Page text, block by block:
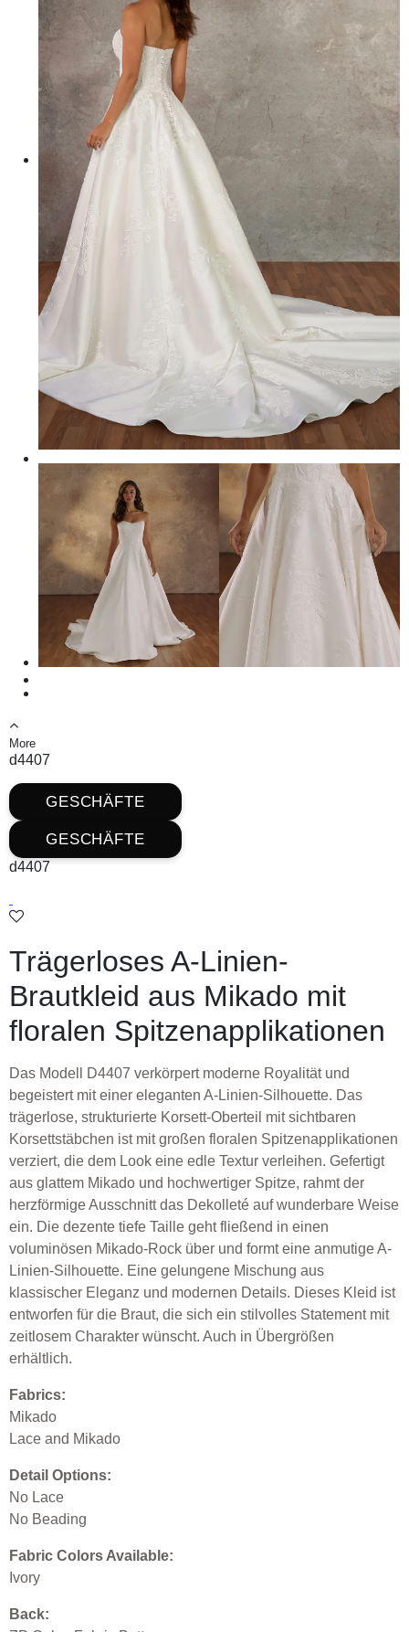
More
d4407
GESCHÄFTE
GESCHÄFTE
d4407
Trägerloses A-Linien-
Brautkleid aus Mikado mit
floralen Spitzenapplikationen
Das Modell D4407 verkörpert moderne Royalität und
begeistert mit einer eleganten A-Linien-Silhouette. Das
trägerlose, strukturierte Korsett-Oberteil mit sichtbaren
Korsettstäbchen ist mit großen floralen Spitzenapplikationen
verziert, die dem Look eine edle Textur verleihen. Gefertigt
aus glattem Mikado und hochwertiger Spitze, rahmt der
herzförmige Ausschnitt das Dekolleté auf wunderbare Weise
ein. Die dezente tiefe Taille geht fließend in einen
voluminösen Mikado-Rock über und formt eine anmutige A-
Linien-Silhouette. Eine gelungene Mischung aus
klassischer Eleganz und modernen Details. Dieses Kleid ist
entworfen für die Braut, die sich ein stilvolles Statement mit
zeitlosem Charakter wünscht. Auch in Übergrößen
erhältlich.
Fabrics:
Mikado
Lace and Mikado
Detail Options:
No Lace
No Beading
Fabric Colors Available:
Ivory
Back: